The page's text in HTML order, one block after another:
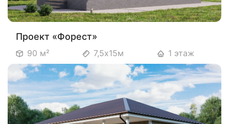
Проект «Форест»
90 м² 7,5х15м 1 этаж